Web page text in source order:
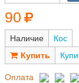
90
Наличие
Кос
Оплата